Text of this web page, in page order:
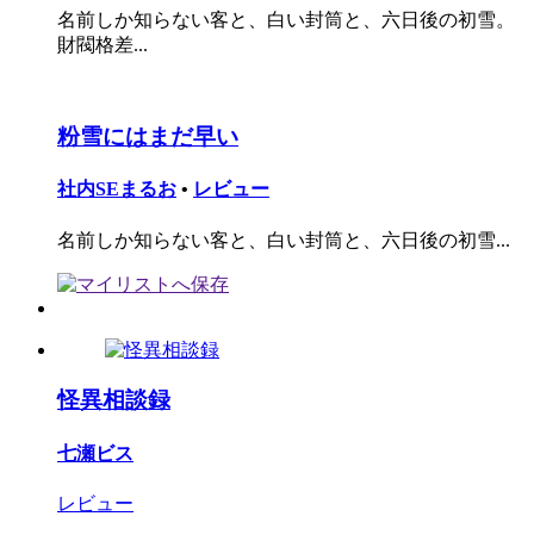
名前しか知らない客と、白い封筒と、六日後の初雪。
財閥格差...
粉雪にはまだ早い
社内SEまるお • レビュー
名前しか知らない客と、白い封筒と、六日後の初雪...
怪異相談録
七瀬ビス
レビュー